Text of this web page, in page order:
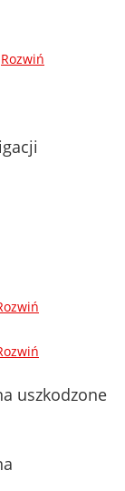
Rozwiń
uszkodzone